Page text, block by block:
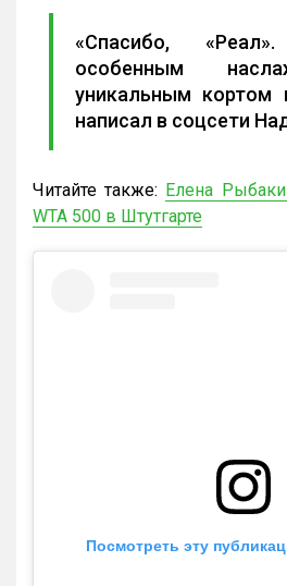
«Спасибо,
особенным
уникальным кортом
написал в соцсети
Читайте также: Елена
WTA 500 в Штутгарте
Посмотреть эту